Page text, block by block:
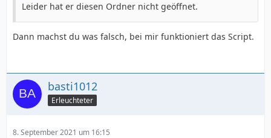
Leider hat er diesen Ordner nicht geöffnet.
Dann machst du was falsch, bei mir funktioniert das Script.
basti1012
Erleuchteter
8. September 2021 um 16:15